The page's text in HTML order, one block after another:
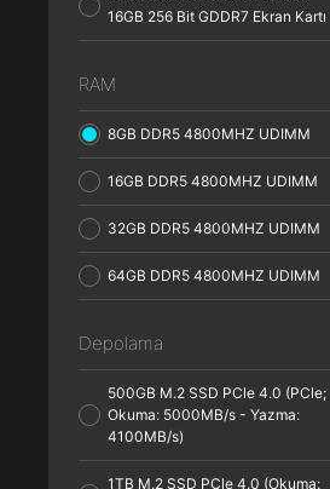
16GB 256 Bit GDDR7 Ekran Kartı
RAM
8GB DDR5 4800MHZ UDIMM
16GB DDR5 4800MHZ UDIMM
32GB DDR5 4800MHZ UDIMM
64GB DDR5 4800MHZ UDIMM
Depolama
500GB M.2 SSD PCle 4.0 (PCle;
Okuma: 5000MB/s - Yazma:
4100MB/s)
1TB M.2 SSD PCle 4.0 (Okuma: